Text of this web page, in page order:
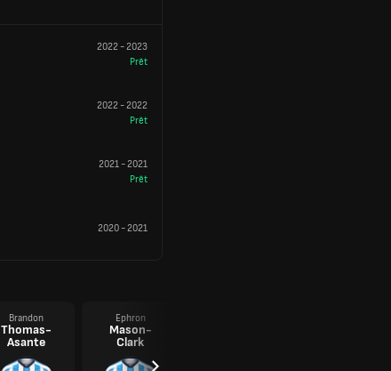
2022-2023
Prêt
2022-2022
Prêt
2021-2021
Prêt
2020-2021
Brandon
Thomas-
Asante
Ephron
Mason-
Clark